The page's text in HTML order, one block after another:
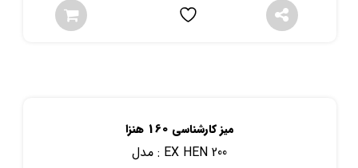
میز کارشناسی 160 هنزا
مدل : EX HEN 200